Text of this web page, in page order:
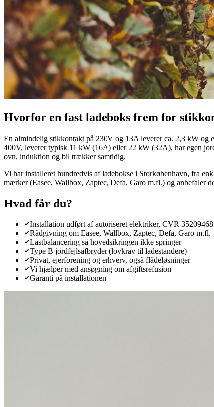
Hvorfor en fast ladeboks frem for
En almindelig stikkontakt på 230V og 13A leverer ca. 2,3 kW og
400V, leverer typisk 11 kW (16A) eller 22 kW (32A), har egen
ovn, induktion og bil trækker samtidig.
Vi har installeret hundredvis af ladebokse i Storkøbenhavn, fra
mærker (Easee, Wallbox, Zaptec, Defa, Garo m.fl.) og anbefaler
Hvad får du?
Installation udført af autoriseret elektriker, CVR 35209468
Rådgivning om Easee, Wallbox, Zaptec, Defa, Garo m.fl.
Lastbalancering så hovedsikringen ikke springer
Type B jordfejlsafbryder (lovkrav til ladestandere)
Privat, ejerforening og erhverv, også flådeløsninger
Vi hjælper med ansøgning om afgiftsrefusion
Garanti på installationen